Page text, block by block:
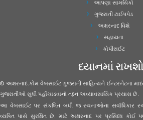
આપણા સામયિકો
ગુજરાતી ટાઈપપેડ
અક્ષરનાદ વિશે
સહાયતા
કોપીરાઈટ
ધ્યાનમાં
© અક્ષરનાદ.કોમ વેબસાઈટ ગુજરાતી સાહિત્યને ઈન્ટરનેટના
ગુજરાતીઓ સુધી પહોંચાડવાનો તદ્દન અવ્યાવસાયિક પ્રયાસ છે.
આ વેબસાઈટ પર સંકલિત બધી જ રચનાઓના સર્વાધિકાર
વ્યક્તિ પાસે સુરક્ષિત છે. માટે અક્ષરનાદ પર પ્રસિધ્ધ